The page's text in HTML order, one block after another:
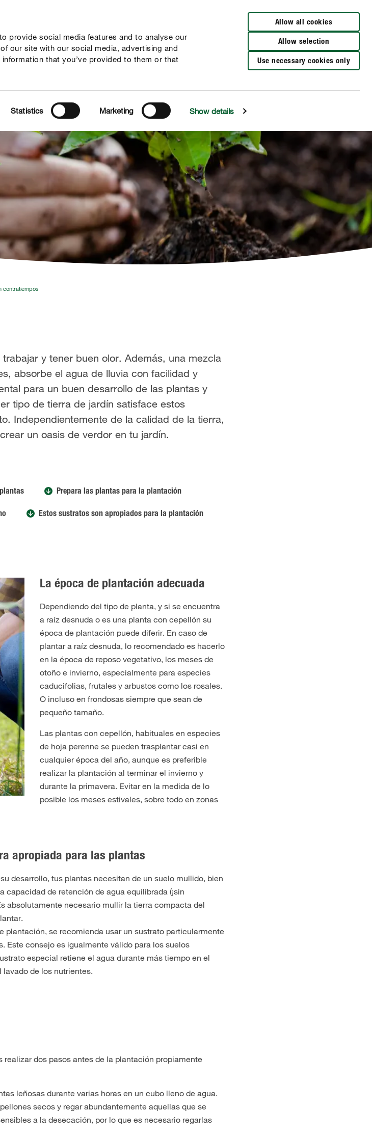
provide social media features and to analyse our
our site with our social media, advertising and
that you’ve provided to them or that
Statistics Marketing Show details
Allow all cookies
Allow selection
Use necessary cookies only
Servicio Quienes somos
contratiempos
y tener buen olor. Además, una mezcla
absorbe el agua de lluvia con facilidad y
para un buen desarrollo de las plantas y
tipo de tierra de jardín satisface estos
Independientemente de la calidad de la tierra,
un oasis de verdor en tu jardín.
Prepara las plantas para la plantación
Estos sustratos son apropiados para la plantación
La época de plantación adecuada
Dependiendo del tipo de planta, y si se encuentra
a raíz desnuda o es una planta con cepellón su
época de plantación puede diferir. En caso de
plantar a raíz desnuda, lo recomendado es hacerlo
en la época de reposo vegetativo, los meses de
otoño e invierno, especialmente para especies
caducifolias, frutales y arbustos como los rosales.
O incluso en frondosas siempre que sean de
pequeño tamaño.
Las plantas con cepellón, habituales en especies
de hoja perenne se pueden trasplantar casi en
cualquier época del año, aunque es preferible
realizar la plantación al terminar el invierno y
durante la primavera. Evitar en la medida de lo
posible los meses estivales, sobre todo en zonas
apropiada para las plantas
desarrollo, tus plantas necesitan de un suelo mullido, bien
capacidad de retención de agua equilibrada (¡sin
absolutamente necesario mullir la tierra compacta del
plantación, se recomienda usar un sustrato particularmente
Este consejo es igualmente válido para los suelos
especial retiene el agua durante más tiempo en el
lavado de los nutrientes.
dos pasos antes de la plantación propiamente
leñosas durante varias horas en un cubo lleno de agua.
secos y regar abundantemente aquellas que se
a la desecación, por lo que es necesario regarlas